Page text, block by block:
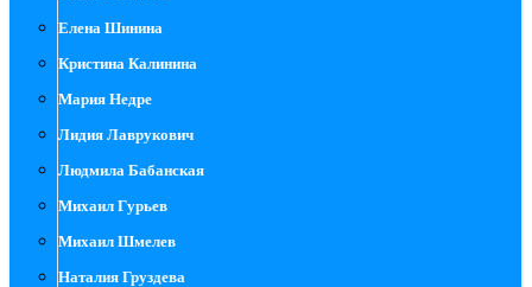
Елена Шинина
Кристина Калинина
Мария Недре
Лидия Лаврукович
Людмила Бабанская
Михаил Гурьев
Михаил Шмелев
Наталия Груздева